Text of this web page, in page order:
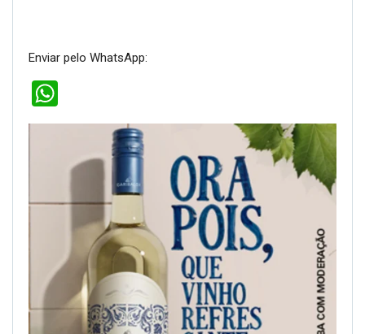
Enviar pelo WhatsApp: